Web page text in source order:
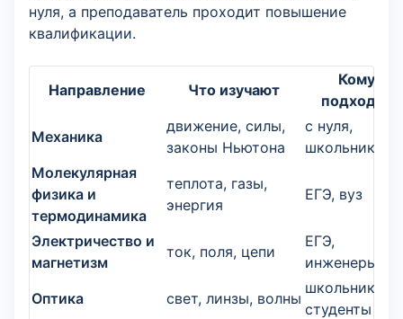
нуля, а преподаватель проходит повышение
квалификации.
Направление Что изучают
Кому
подходит
Механика
движение, силы,
законы Ньютона
с нуля,
школьники
Молекулярная
физика и
термодинамика
теплота, газы,
энергия
ЕГЭ, вуз
Электричество и
магнетизм
ток, поля, цепи
ЕГЭ,
инженеры
Оптика
свет, линзы, волны
школьники,
студенты